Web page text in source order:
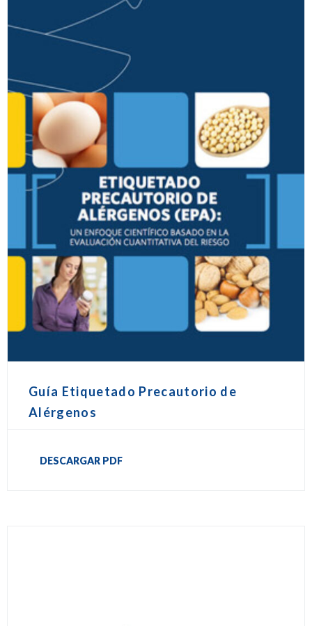
Guía Etiquetado Precautorio de
Alérgenos
DESCARGAR PDF